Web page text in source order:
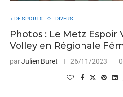
+ DE SPORTS DIVERS
Photos : Le Metz Espoir
Volley en Régionale
parJulien Buret 26/11/2023